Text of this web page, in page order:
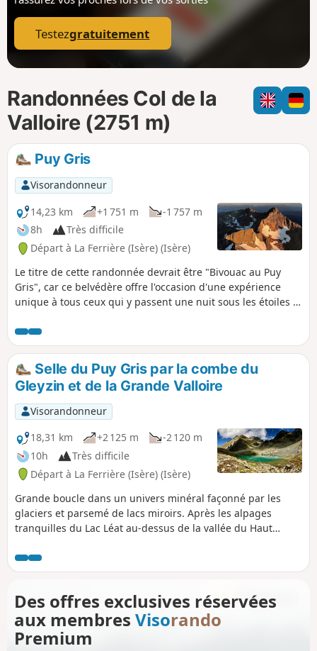
p
Testezgratuitement
Randonnées Col de la
Valloire (2751 m)
Puy Gris
Visorandonneur
14,23 km
+1 751 m
-1 757 m
8h
Très difficile
Départ à La Ferrière (Isère) (Isère)
Le titre de cette randonnée devrait être "Bivouac au Puy
Gris", car ce belvédère offre l'occasion d'une expérience
unique à tous ceux qui y passent une nuit sous les étoiles :
panorama grandiose, le plus beau de Belledonne. De
magnifiques lacs jalonnent l'itinéraire et la faune alpine est
régulièrement au rendez-vous. Toute randonnée difficile
nécessite préparation et cette randonnée très difficile
demande une étude préalable.
Selle du Puy Gris par la combe du
Gleyzin et de la Grande Valloire
Visorandonneur
18,31 km
+2 125 m
-2 120 m
10h
Très difficile
Départ à La Ferrière (Isère) (Isère)
Grande boucle dans un univers minéral façonné par les
glaciers et parsemé de lacs miroirs. Après les alpages
tranquilles du Lac Léat au-dessus de la vallée du Haut
sommets entourant le Puy Gris avant de replonger vers les
écrins formés par les lacs de la Grande Valloire. La
possible de la coupler avec l'ascension facile du Puy Gris :
voir la rubrique "Pendant la randonnée".
Des offres exclusives réservées
aux membres Visorando
Premium